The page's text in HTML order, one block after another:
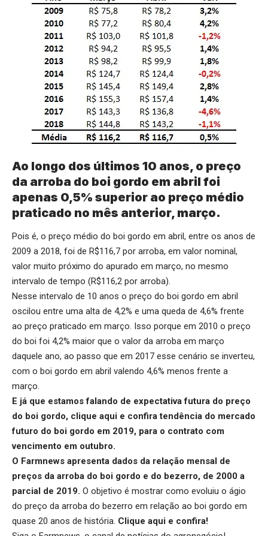
Ao longo dos últimos 10 anos, o preço
da arroba do boi gordo em abril foi
apenas 0,5% superior ao preço médio
praticado no mês anterior, março.
Pois é, o preço médio do boi gordo em abril, entre os anos de
2009 a 2018, foi de R$116,7 por arroba, em valor nominal,
valor muito próximo do apurado em março, no mesmo
intervalo de tempo (R$116,2 por arroba).
Nesse intervalo de 10 anos o preço do boi gordo em abril
oscilou entre uma alta de 4,2% e uma queda de 4,6% frente
ao preço praticado em março. Isso porque em 2010 o preço
do boi foi 4,2% maior que o valor da arroba em março
daquele ano, ao passo que em 2017 esse cenário se inverteu,
com o boi gordo em abril valendo 4,6% menos frente a
março.
E já que estamos falando de expectativa futura do preço
do boi gordo, clique aqui e confira tendência do mercado
futuro do boi gordo em 2019, para o contrato com
vencimento em outubro.
O Farmnews apresenta dados da relação mensal de
preços da arroba do boi gordo e do bezerro, de 2000 a
parcial de 2019. O objetivo é mostrar como evoluiu o ágio
do preço da arroba do bezerro em relação ao boi gordo em
quase 20 anos de história. Clique aqui e confira!